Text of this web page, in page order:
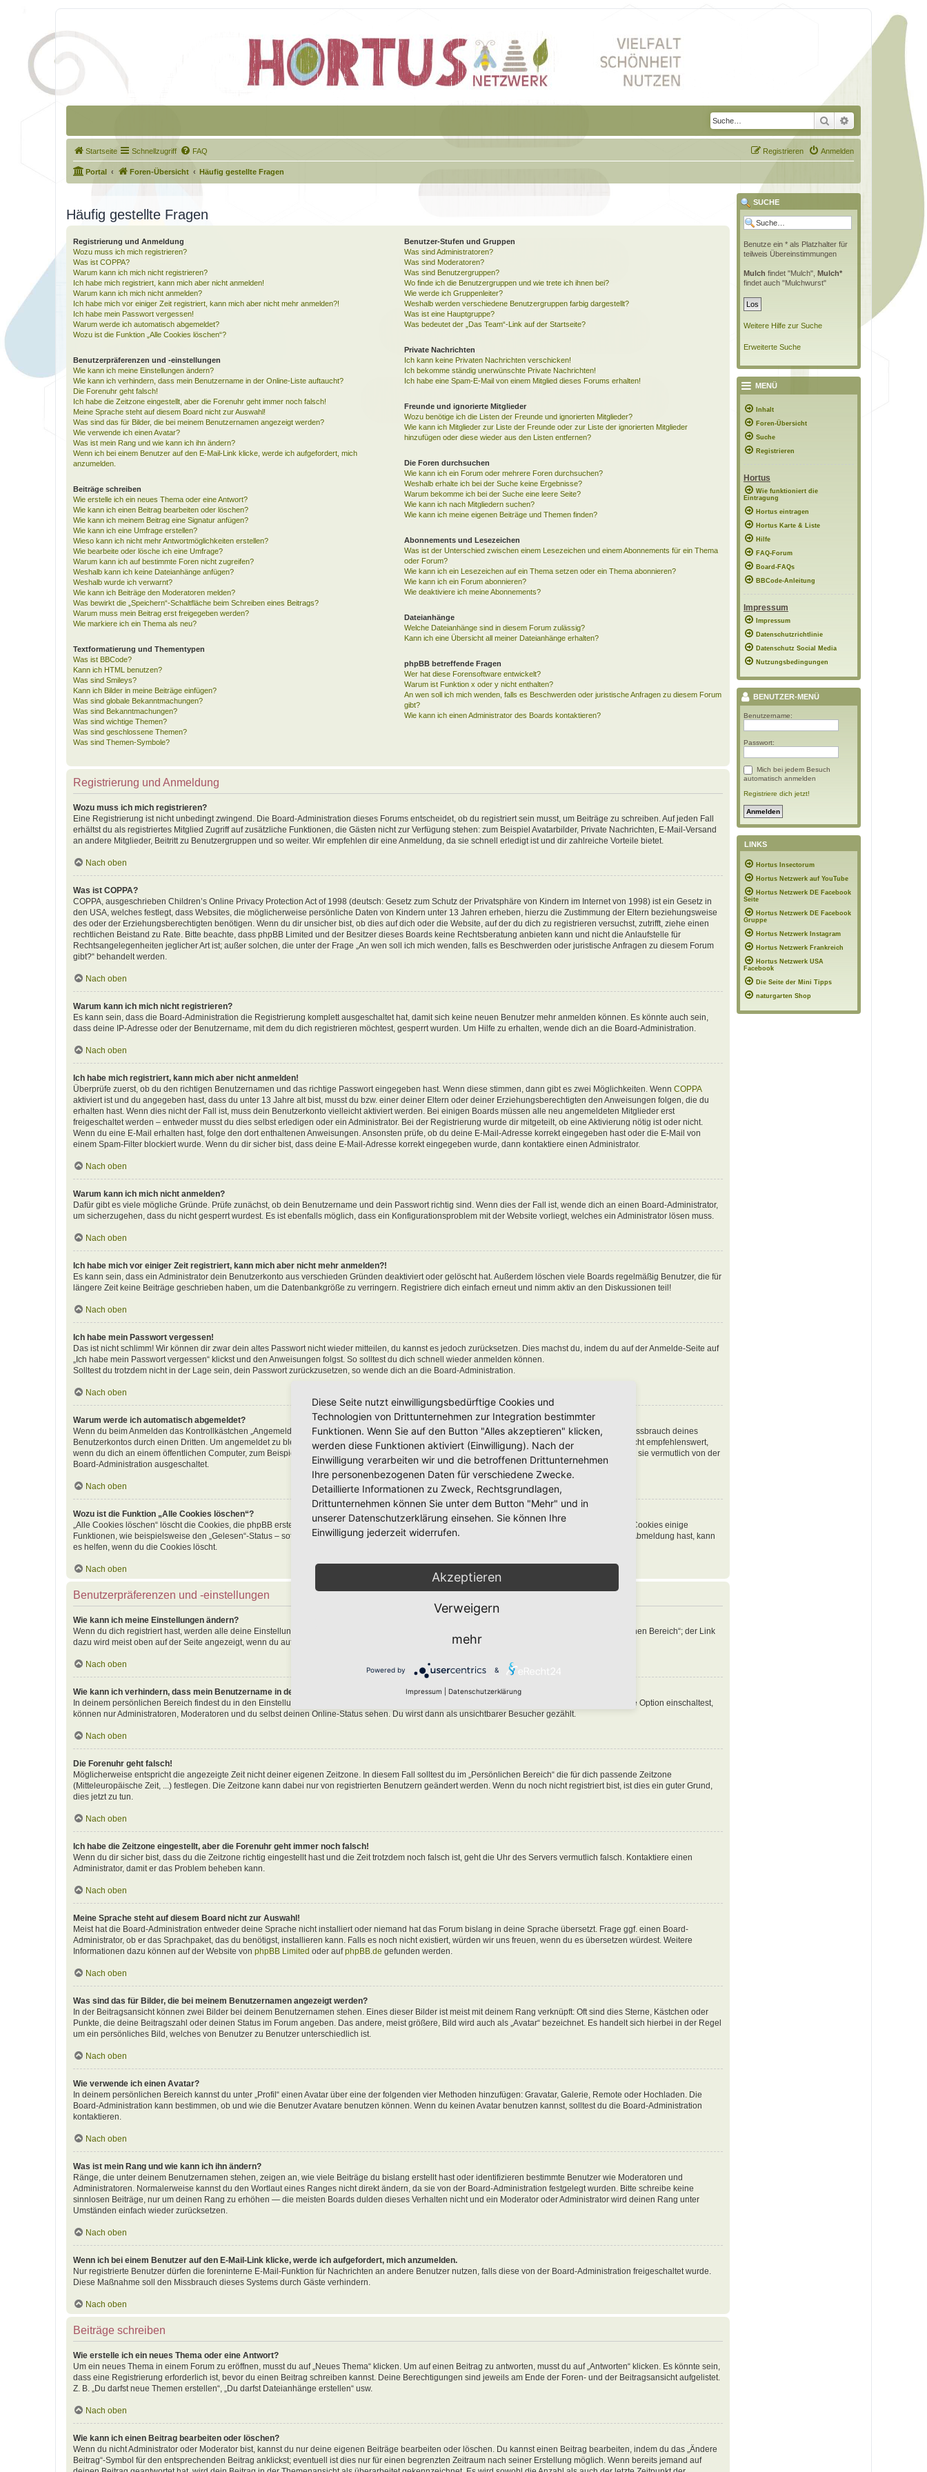
Suche Erweiterte Suche
Startseite Schnellzugriff FAQ Anmelden
Registrieren
Portal Foren-Übersicht Häufig gestellte Fragen
Häufig gestellte Fragen
Registrierung und Anmeldung
Wozu muss ich mich registrieren?
Was ist COPPA?
Warum kann ich mich nicht registrieren?
Ich habe mich registriert, kann mich aber nicht anmelden!
Warum kann ich mich nicht anmelden?
Ich habe mich vor einiger Zeit registriert, kann mich aber nicht mehr anmelden?!
Ich habe mein Passwort vergessen!
Warum werde ich automatisch abgemeldet?
Wozu ist die Funktion „Alle Cookies löschen“?
Benutzerpräferenzen und -einstellungen
Wie kann ich meine Einstellungen ändern?
Wie kann ich verhindern, dass mein Benutzername in der Online-Liste auftaucht?
Die Forenuhr geht falsch!
Ich habe die Zeitzone eingestellt, aber die Forenuhr geht immer noch falsch!
Meine Sprache steht auf diesem Board nicht zur Auswahl!
Was sind das für Bilder, die bei meinem Benutzernamen angezeigt werden?
Wie verwende ich einen Avatar?
Was ist mein Rang und wie kann ich ihn ändern?
Wenn ich bei einem Benutzer auf den E-Mail-Link klicke, werde ich aufgefordert, mich
anzumelden.
Beiträge schreiben
Wie erstelle ich ein neues Thema oder eine Antwort?
Wie kann ich einen Beitrag bearbeiten oder löschen?
Wie kann ich meinem Beitrag eine Signatur anfügen?
Wie kann ich eine Umfrage erstellen?
Wieso kann ich nicht mehr Antwortmöglichkeiten erstellen?
Wie bearbeite oder lösche ich eine Umfrage?
Warum kann ich auf bestimmte Foren nicht zugreifen?
Weshalb kann ich keine Dateianhänge anfügen?
Weshalb wurde ich verwarnt?
Wie kann ich Beiträge den Moderatoren melden?
Was bewirkt die „Speichern“-Schaltfläche beim Schreiben eines Beitrags?
Warum muss mein Beitrag erst freigegeben werden?
Wie markiere ich ein Thema als neu?
Textformatierung und Thementypen
Was ist BBCode?
Kann ich HTML benutzen?
Was sind Smileys?
Kann ich Bilder in meine Beiträge einfügen?
Was sind globale Bekanntmachungen?
Was sind Bekanntmachungen?
Was sind wichtige Themen?
Was sind geschlossene Themen?
Was sind Themen-Symbole?
Benutzer-Stufen und Gruppen
Was sind Administratoren?
Was sind Moderatoren?
Was sind Benutzergruppen?
Wo finde ich die Benutzergruppen und wie trete ich ihnen bei?
Wie werde ich Gruppenleiter?
Weshalb werden verschiedene Benutzergruppen farbig dargestellt?
Was ist eine Hauptgruppe?
Was bedeutet der „Das Team“-Link auf der Startseite?
Private Nachrichten
Ich kann keine Privaten Nachrichten verschicken!
Ich bekomme ständig unerwünschte Private Nachrichten!
Ich habe eine Spam-E-Mail von einem Mitglied dieses Forums erhalten!
Freunde und ignorierte Mitglieder
Wozu benötige ich die Listen der Freunde und ignorierten Mitglieder?
Wie kann ich Mitglieder zur Liste der Freunde oder zur Liste der ignorierten Mitglieder
hinzufügen oder diese wieder aus den Listen entfernen?
Die Foren durchsuchen
Wie kann ich ein Forum oder mehrere Foren durchsuchen?
Weshalb erhalte ich bei der Suche keine Ergebnisse?
Warum bekomme ich bei der Suche eine leere Seite?
Wie kann ich nach Mitgliedern suchen?
Wie kann ich meine eigenen Beiträge und Themen finden?
Abonnements und Lesezeichen
Was ist der Unterschied zwischen einem Lesezeichen und einem Abonnements für ein Thema
oder Forum?
Wie kann ich ein Lesezeichen auf ein Thema setzen oder ein Thema abonnieren?
Wie kann ich ein Forum abonnieren?
Wie deaktiviere ich meine Abonnements?
Dateianhänge
Welche Dateianhänge sind in diesem Forum zulässig?
Kann ich eine Übersicht all meiner Dateianhänge erhalten?
phpBB betreffende Fragen
Wer hat diese Forensoftware entwickelt?
Warum ist Funktion x oder y nicht enthalten?
An wen soll ich mich wenden, falls es Beschwerden oder juristische Anfragen zu diesem Forum
gibt?
Wie kann ich einen Administrator des Boards kontaktieren?
Registrierung und Anmeldung
Wozu muss ich mich registrieren?
Eine Registrierung ist nicht unbedingt zwingend. Die Board-Administration dieses Forums entscheidet, ob du registriert sein musst, um Beiträge zu schreiben. Auf jeden Fall
erhältst du als registriertes Mitglied Zugriff auf zusätzliche Funktionen, die Gästen nicht zur Verfügung stehen: zum Beispiel Avatarbilder, Private Nachrichten, E-Mail-Versand
an andere Mitglieder, Beitritt zu Benutzergruppen und so weiter. Wir empfehlen dir eine Anmeldung, da sie schnell erledigt ist und dir zahlreiche Vorteile bietet.
Nach oben
Was ist COPPA?
COPPA, ausgeschrieben Children’s Online Privacy Protection Act of 1998 (deutsch: Gesetz zum Schutz der Privatsphäre von Kindern im Internet von 1998) ist ein Gesetz in
den USA, welches festlegt, dass Websites, die möglicherweise persönliche Daten von Kindern unter 13 Jahren erheben, hierzu die Zustimmung der Eltern beziehungsweise
des oder der Erziehungsberechtigten benötigen. Wenn du dir unsicher bist, ob dies auf dich oder die Website, auf der du dich zu registrieren versuchst, zutrifft, ziehe einen
rechtlichen Beistand zu Rate. Bitte beachte, dass phpBB Limited und der Besitzer dieses Boards keine Rechtsberatung anbieten kann und nicht die Anlaufstelle für
Rechtsangelegenheiten jeglicher Art ist; außer solchen, die unter der Frage „An wen soll ich mich wenden, falls es Beschwerden oder juristische Anfragen zu diesem Forum
gibt?“ behandelt werden.
Nach oben
Warum kann ich mich nicht registrieren?
Es kann sein, dass die Board-Administration die Registrierung komplett ausgeschaltet hat, damit sich keine neuen Benutzer mehr anmelden können. Es könnte auch sein,
dass deine IP-Adresse oder der Benutzername, mit dem du dich registrieren möchtest, gesperrt wurden. Um Hilfe zu erhalten, wende dich an die Board-Administration.
Nach oben
Ich habe mich registriert, kann mich aber nicht anmelden!
Überprüfe zuerst, ob du den richtigen Benutzernamen und das richtige Passwort eingegeben hast. Wenn diese stimmen, dann gibt es zwei Möglichkeiten. Wenn COPPA
aktiviert ist und du angegeben hast, dass du unter 13 Jahre alt bist, musst du bzw. einer deiner Eltern oder deiner Erziehungsberechtigten den Anweisungen folgen, die du
erhalten hast. Wenn dies nicht der Fall ist, muss dein Benutzerkonto vielleicht aktiviert werden. Bei einigen Boards müssen alle neu angemeldeten Mitglieder erst
freigeschaltet werden – entweder musst du dies selbst erledigen oder ein Administrator. Bei der Registrierung wurde dir mitgeteilt, ob eine Aktivierung nötig ist oder nicht.
Wenn du eine E-Mail erhalten hast, folge den dort enthaltenen Anweisungen. Ansonsten prüfe, ob du deine E-Mail-Adresse korrekt eingegeben hast oder die E-Mail von
einem Spam-Filter blockiert wurde. Wenn du dir sicher bist, dass deine E-Mail-Adresse korrekt eingegeben wurde, dann kontaktiere einen Administrator.
Nach oben
Warum kann ich mich nicht anmelden?
Dafür gibt es viele mögliche Gründe. Prüfe zunächst, ob dein Benutzername und dein Passwort richtig sind. Wenn dies der Fall ist, wende dich an einen Board-Administrator,
um sicherzugehen, dass du nicht gesperrt wurdest. Es ist ebenfalls möglich, dass ein Konfigurationsproblem mit der Website vorliegt, welches ein Administrator lösen muss.
Nach oben
Ich habe mich vor einiger Zeit registriert, kann mich aber nicht mehr anmelden?!
Es kann sein, dass ein Administrator dein Benutzerkonto aus verschieden Gründen deaktiviert oder gelöscht hat. Außerdem löschen viele Boards regelmäßig Benutzer, die für
längere Zeit keine Beiträge geschrieben haben, um die Datenbankgröße zu verringern. Registriere dich einfach erneut und nimm aktiv an den Diskussionen teil!
Nach oben
Ich habe mein Passwort vergessen!
Das ist nicht schlimm! Wir können dir zwar dein altes Passwort nicht wieder mitteilen, du kannst es jedoch zurücksetzen. Dies machst du, indem du auf der Anmelde-Seite auf
„Ich habe mein Passwort vergessen“ klickst und den Anweisungen folgst. So solltest du dich schnell wieder anmelden können.
Solltest du trotzdem nicht in der Lage sein, dein Passwort zurückzusetzen, so wende dich an die Board-Administration.
Nach oben
Warum werde ich automatisch abgemeldet?
Wenn du beim Anmelden das Kontrollkästchen „Angemeldet bleiben“ nicht auswählst, wirst du nur für eine Sitzung angemeldet. Dies verhindert den Missbrauch deines
Benutzerkontos durch einen Dritten. Um angemeldet zu bleiben, kannst du das Kästchen „Angemeldet bleiben“ beim Anmelden auswählen. Dies ist nicht empfehlenswert,
wenn du dich an einem öffentlichen Computer, zum Beispiel in einem Internetcafé, befindest. Wenn diese Option nicht zur Verfügung steht, dann wurde sie vermutlich von der
Board-Administration ausgeschaltet.
Nach oben
Wozu ist die Funktion „Alle Cookies löschen“?
„Alle Cookies löschen“ löscht die Cookies, die phpBB erstellt hat und die dafür sorgen, dass du im Forum angemeldet bleibst. Außerdem ermöglichen Cookies einige
Funktionen, wie beispielsweise den „Gelesen“-Status – sofern sie von der Board-Administration aktiviert wurden. Wenn du Probleme bei der An- oder Abmeldung hast, kann
es helfen, wenn du die Cookies löscht.
Nach oben
Benutzerpräferenzen und -einstellungen
Wie kann ich meine Einstellungen ändern?
Wenn du dich registriert hast, werden alle deine Einstellungen in der Datenbank des Boards gespeichert. Um diese zu ändern, gehe in den „Persönlichen Bereich“; der Link
dazu wird meist oben auf der Seite angezeigt, wenn du auf deinen Benutzernamen klickst. Dort kannst du alle deine Einstellungen ändern.
Nach oben
Wie kann ich verhindern, dass mein Benutzername in der Online-Liste auftaucht?
In deinem persönlichen Bereich findest du in den Einstellungen eine Option „Meinen Online-Status während dieser Sitzung verbergen“. Wenn du diese Option einschaltest,
können nur Administratoren, Moderatoren und du selbst deinen Online-Status sehen. Du wirst dann als unsichtbarer Besucher gezählt.
Nach oben
Die Forenuhr geht falsch!
Möglicherweise entspricht die angezeigte Zeit nicht deiner eigenen Zeitzone. In diesem Fall solltest du im „Persönlichen Bereich“ die für dich passende Zeitzone
(Mitteleuropäische Zeit, ...) festlegen. Die Zeitzone kann dabei nur von registrierten Benutzern geändert werden. Wenn du noch nicht registriert bist, ist dies ein guter Grund,
dies jetzt zu tun.
Nach oben
Ich habe die Zeitzone eingestellt, aber die Forenuhr geht immer noch falsch!
Wenn du dir sicher bist, dass du die Zeitzone richtig eingestellt hast und die Zeit trotzdem noch falsch ist, geht die Uhr des Servers vermutlich falsch. Kontaktiere einen
Administrator, damit er das Problem beheben kann.
Nach oben
Meine Sprache steht auf diesem Board nicht zur Auswahl!
Meist hat die Board-Administration entweder deine Sprache nicht installiert oder niemand hat das Forum bislang in deine Sprache übersetzt. Frage ggf. einen Board-
Administrator, ob er das Sprachpaket, das du benötigst, installieren kann. Falls es noch nicht existiert, würden wir uns freuen, wenn du es übersetzen würdest. Weitere
Informationen dazu können auf der Website von phpBB Limited oder aufphpBB.de gefunden werden.
Nach oben
Was sind das für Bilder, die bei meinem Benutzernamen angezeigt werden?
In der Beitragsansicht können zwei Bilder bei deinem Benutzernamen stehen. Eines dieser Bilder ist meist mit deinem Rang verknüpft: Oft sind dies Sterne, Kästchen oder
Punkte, die deine Beitragszahl oder deinen Status im Forum angeben. Das andere, meist größere, Bild wird auch als „Avatar“ bezeichnet. Es handelt sich hierbei in der Regel
um ein persönliches Bild, welches von Benutzer zu Benutzer unterschiedlich ist.
Nach oben
Wie verwende ich einen Avatar?
In deinem persönlichen Bereich kannst du unter „Profil“ einen Avatar über eine der folgenden vier Methoden hinzufügen: Gravatar, Galerie, Remote oder Hochladen. Die
Board-Administration kann bestimmen, ob und wie die Benutzer Avatare benutzen können. Wenn du keinen Avatar benutzen kannst, solltest du die Board-Administration
kontaktieren.
Nach oben
Was ist mein Rang und wie kann ich ihn ändern?
Ränge, die unter deinem Benutzernamen stehen, zeigen an, wie viele Beiträge du bislang erstellt hast oder identifizieren bestimmte Benutzer wie Moderatoren und
Administratoren. Normalerweise kannst du den Wortlaut eines Ranges nicht direkt ändern, da sie von der Board-Administration festgelegt wurden. Bitte schreibe keine
sinnlosen Beiträge, nur um deinen Rang zu erhöhen — die meisten Boards dulden dieses Verhalten nicht und ein Moderator oder Administrator wird deinen Rang unter
Umständen einfach wieder zurücksetzen.
Nach oben
Wenn ich bei einem Benutzer auf den E-Mail-Link klicke, werde ich aufgefordert, mich anzumelden.
Nur registrierte Benutzer dürfen die foreninterne E-Mail-Funktion für Nachrichten an andere Benutzer nutzen, falls diese von der Board-Administration freigeschaltet wurde.
Diese Maßnahme soll den Missbrauch dieses Systems durch Gäste verhindern.
Nach oben
Beiträge schreiben
Wie erstelle ich ein neues Thema oder eine Antwort?
Um ein neues Thema in einem Forum zu eröffnen, musst du auf „Neues Thema“ klicken. Um auf einen Beitrag zu antworten, musst du auf „Antworten“ klicken. Es könnte sein,
dass eine Registrierung erforderlich ist, bevor du einen Beitrag schreiben kannst. Deine Berechtigungen sind jeweils am Ende der Foren- und der Beitragsansicht aufgelistet.
Z. B. „Du darfst neue Themen erstellen“, „Du darfst Dateianhänge erstellen“ usw.
Nach oben
Wie kann ich einen Beitrag bearbeiten oder löschen?
Wenn du nicht Administrator oder Moderator bist, kannst du nur deine eigenen Beiträge bearbeiten oder löschen. Du kannst einen Beitrag bearbeiten, indem du das „Ändere
Beitrag“-Symbol für den entsprechenden Beitrag anklickst; eventuell ist dies nur für einen begrenzten Zeitraum nach seiner Erstellung möglich. Wenn bereits jemand auf
SUCHE
Benutze ein * als Platzhalter für
teilweis Übereinstimmungen
Mulch findet "Mulch", Mulch*
findet auch "Mulchwurst"
Weitere Hilfe zur Suche
Erweiterte Suche
MENÜ
Inhalt
Foren-Übersicht
Suche
Registrieren
Hortus
Wie funktioniert die
Eintragung
Hortus eintragen
Hortus Karte & Liste
Hilfe
FAQ-Forum
Board-FAQs
BBCode-Anleitung
Impressum
Impressum
Datenschutzrichtlinie
Datenschutz Social Media
Nutzungsbedingungen
BENUTZER-MENÜ
Benutzername:
Passwort:
Mich bei jedem Besuch
automatisch anmelden
Registriere dich jetzt!
LINKS
Hortus Insectorum
Hortus Netzwerk auf YouTube
Hortus Netzwerk DE Facebook
Seite
Hortus Netzwerk DE Facebook
Gruppe
Hortus Netzwerk Instagram
Hortus Netzwerk Frankreich
Hortus Netzwerk USA
Facebook
Die Seite der Mini Tipps
naturgarten Shop
Diese Seite nutzt einwilligungsbedürftige Cookies und
Technologien von Drittunternehmen zur Integration bestimmter
Funktionen. Wenn Sie auf den Button "Alles akzeptieren" klicken,
werden diese Funktionen aktiviert (Einwilligung). Nach der
Einwilligung verarbeiten wir und die betroffenen Drittunternehmen
Ihre personenbezogenen Daten für verschiedene Zwecke.
Detaillierte Informationen zu Zweck, Rechtsgrundlagen,
Drittunternehmen können Sie unter dem Button "Mehr" und in
unserer Datenschutzerklärung einsehen. Sie können Ihre
Einwilligung jederzeit widerrufen.
Akzeptieren
Verweigern
mehr
Powered by &
Impressum Datenschutzerklärung